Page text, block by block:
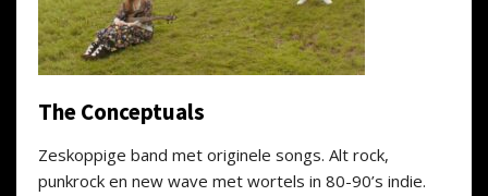
The Conceptuals
Zeskoppige band met originele songs. Alt rock,
punkrock en new wave met wortels in 80-90’s indie.